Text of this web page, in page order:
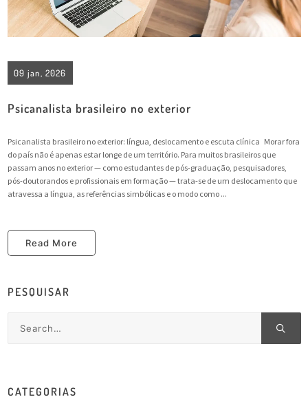
09 jan, 2026
Psicanalista brasileiro no exterior
Psicanalista brasileiro no exterior: língua, deslocamento e escuta clínica Morar fora
do país não é apenas estar longe de um território. Para muitos brasileiros que
passam anos no exterior — como estudantes de pós-graduação, pesquisadores,
pós-doutorandos e profissionais em formação — trata-se de um deslocamento que
atravessa a língua, as referências simbólicas e o modo como ...
Read More
PESQUISAR
CATEGORIAS